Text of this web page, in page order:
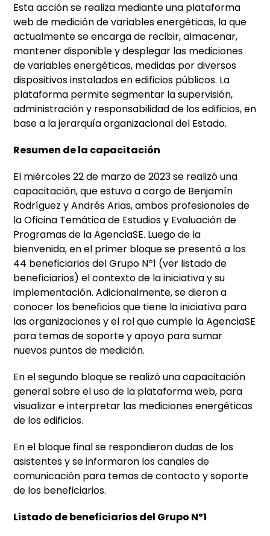
Esta acción se realiza mediante una plataforma
web de medición de variables energéticas, la que
actualmente se encarga de recibir, almacenar,
mantener disponible y desplegar las mediciones
de variables energéticas, medidas por diversos
dispositivos instalados en edificios públicos. La
plataforma permite segmentar la supervisión,
administración y responsabilidad de los edificios, en
base a la jerarquía organizacional del Estado.
Resumen de la capacitación
El miércoles 22 de marzo de 2023 se realizó una
capacitación, que estuvo a cargo de Benjamín
Rodríguez y Andrés Arias, ambos profesionales de
la Oficina Temática de Estudios y Evaluación de
Programas de la AgenciaSE. Luego de la
bienvenida, en el primer bloque se presentó a los
44 beneficiarios del Grupo Nº1 (ver listado de
beneficiarios) el contexto de la iniciativa y su
implementación. Adicionalmente, se dieron a
conocer los beneficios que tiene la iniciativa para
las organizaciones y el rol que cumple la AgenciaSE
para temas de soporte y apoyo para sumar
nuevos puntos de medición.
En el segundo bloque se realizó una capacitación
general sobre el uso de la plataforma web, para
visualizar e interpretar las mediciones energéticas
de los edificios.
En el bloque final se respondieron dudas de los
asistentes y se informaron los canales de
comunicación para temas de contacto y soporte
de los beneficiarios.
Listado de beneficiarios del Grupo Nº1